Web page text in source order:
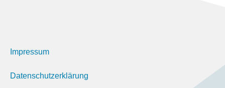
Impressum
Datenschutzerklärung